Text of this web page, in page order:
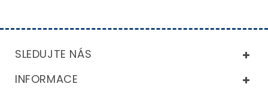
SLEDUJTE NÁS
INFORMACE